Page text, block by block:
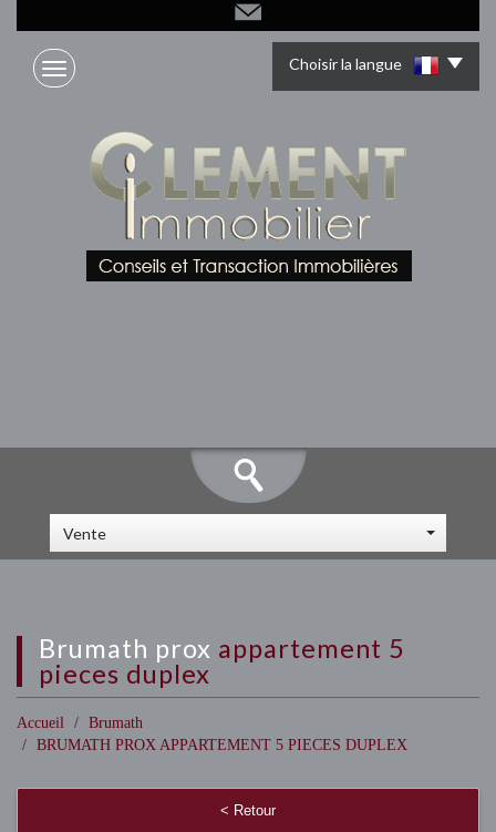
Choisir la langue
Vente
brumath prox appartement 5
pieces duplex
Accueil
Brumath
BRUMATH PROX APPARTEMENT 5 PIECES DUPLEX
< Retour